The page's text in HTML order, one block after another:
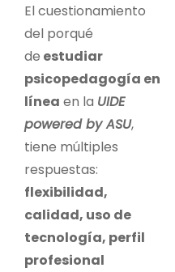
El cuestionamiento
del porqué
de estudiar
psicopedagogía en
línea en la UIDE
powered by ASU,
tiene múltiples
respuestas:
flexibilidad,
calidad, uso de
tecnología, perfil
profesional